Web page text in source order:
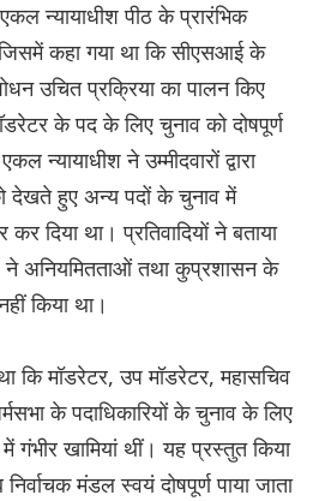
न्यायाधीश पीठ के प्रारंभिक
कहा गया था कि सीएसआई के
उचित प्रक्रिया का पालन किए
के पद के लिए चुनाव को दोषपूर्ण
न्यायाधीश ने उम्मीदवारों द्वारा
देखते हुए अन्य पदों के चुनाव में
दिया था। प्रतिवादियों ने बताया
ने अनियमितताओं तथा कुप्रशासन के
किया था।
कि मॉडरेटर, उप मॉडरेटर, महासचिव
के पदाधिकारियों के चुनाव के लिए
गंभीर खामियां थीं। यह प्रस्तुत किया
मंडल स्वयं दोषपूर्ण पाया जाता